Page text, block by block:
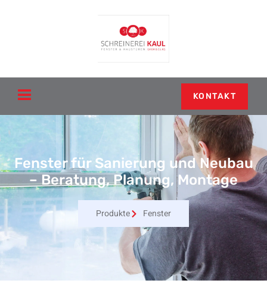
KONTAKT
Fenster für Sanierung und Neubau
– Beratung, Planung, Montage
Produkte Fenster